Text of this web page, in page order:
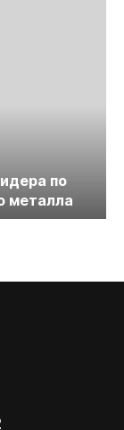
по
металла